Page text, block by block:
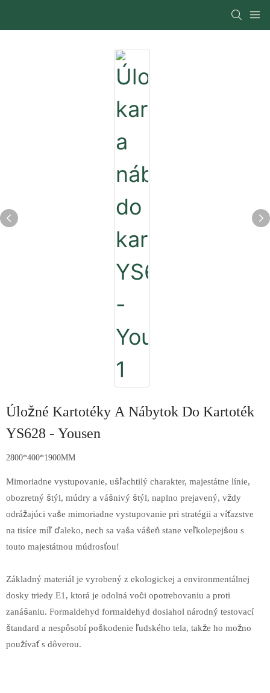
Úložné Kartotéky A Nábytok Do Kartoték
YS628 - Yousen
2800*400*1900MM
Mimoriadne vystupovanie, ušľachtilý charakter, majestátne línie,
obozretný štýl, múdry a vášnivý štýl, naplno prejavený, vždy
odrážajúci vaše mimoriadne vystupovanie pri stratégii a víťazstve
na tisíce míľ ďaleko, nech sa vaša vášeň stane veľkolepejšou s
touto majestátnou múdrosťou!
Základný materiál je vyrobený z ekologickej a environmentálnej
dosky triedy E1, ktorá je odolná voči opotrebovaniu a proti
zanášaniu. Formaldehyd formaldehyd dosiahol národný testovací
štandard a nespôsobí poškodenie ľudského tela, takže ho možno
používať s dôverou.